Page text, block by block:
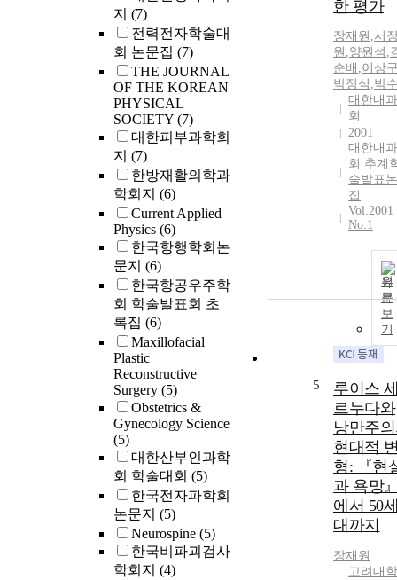
지 (7)
전력전자학술대
회 논문집 (7)
THE JOURNAL
OF THE KOREAN
PHYSICAL
SOCIETY (7)
대한피부과학회
지 (7)
한방재활의학과
학회지 (6)
Current Applied
Physics (6)
한국항행학회논
문지 (6)
한국항공우주학
회 학술발표회 초
록집 (6)
Maxillofacial
Plastic
Reconstructive
Surgery (5)
Obstetrics &
Gynecology Science
(5)
대한산부인과학
회 학술대회 (5)
한국전자파학회
논문지 (5)
Neurospine (5)
한국비파괴검사
학회지 (4)
한 평가
장재원 ,서
원 ,양원석 ,
순배 ,이상
박정식 ,박
대한내
회
2001
대한내
회 추계
술발표
집
Vol.2001
No.1
원
문
보
기
5
루이스
르누다와
낭만주
현대적
형: 『현
과 욕망
에서 50
대까지
장재원
고려대